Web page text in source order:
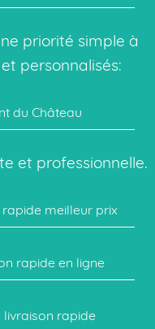
priorité simple à
personnalisés:
du Château
et professionnelle.
meilleur prix
rapide en ligne
rapide